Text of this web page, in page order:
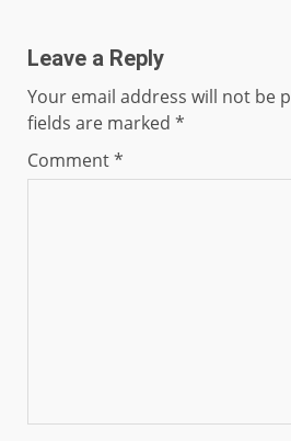
Leave a Reply
Your email address will not be
fields are marked *
Comment*